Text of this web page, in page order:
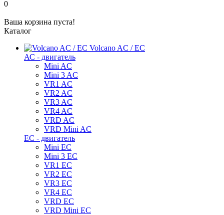
0
Ваша корзина пуста!
Каталог
Volcano AC / EC
АС - двигатель
Mini AC
Mini 3 AC
VR1 AC
VR2 AC
VR3 AC
VR4 AC
VRD AC
VRD Mini AC
ЕС - двигатель
Mini EC
Mini 3 EC
VR1 EC
VR2 EC
VR3 EC
VR4 EC
VRD EC
VRD Mini EC